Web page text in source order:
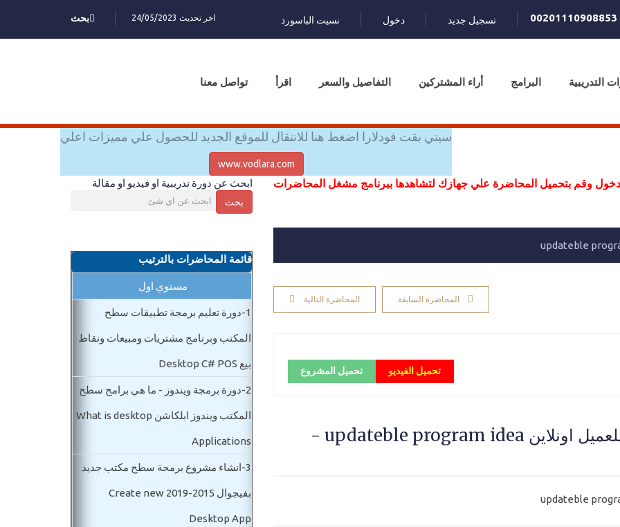
00201110908853 تسجيل جديد دخول نسيت الباسورد اخر تحديث 24/05/2023 بحث
التدريبية البرامج أراء المشتركين التفاصيل والسعر اقرأ تواصل معنا
سيتي بقت فودلارا اضغط هنا للانتقال للموقع الجديد للحصول علي مميزات اعلي
www.vodlara.com
وقم بتحميل المحاضرة علي جهازك لتشاهدها ببرنامج مشغل المحاضرات
المحاضرة السابقة المحاضرة التالية
تحميل المشروع تحميل الفيديو
فكرة عمل ابديت للبرنامج كل فترة للعميل اونلاين updateble program idea -
ابحث عن دورة تدريبية او فيديو او مقالة
بحث
قائمة المحاضرات بالترتيب
مستوي اول
1- دورة تعليم برمجة تطبيقات سطح
المكتب وبرنامج مشتريات ومبيعات ونقاط
بيع Desktop C# POS
2- دورة برمجة ويندوز - ما هي برامج سطح
المكتب ويندوز ابلكاشن What is desktop
Applications
3- انشاء مشروع برمجة سطح مكتب جديد
بفيجوال 2015-2019 Create new
Desktop App